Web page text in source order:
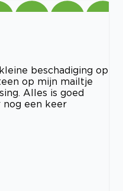
beschadiging op
op mijn mailtje
Alles is goed
nog een keer